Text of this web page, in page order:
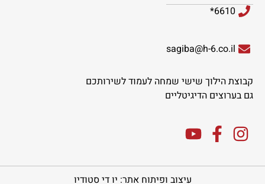
6610*
sagiba@h-6.co.il
קבוצת הילוך שישי שמחה לעמוד לשירותכם
גם בערוצים הדיגיטליים
עיצוב ופיתוח אתר: יו די סטודיו